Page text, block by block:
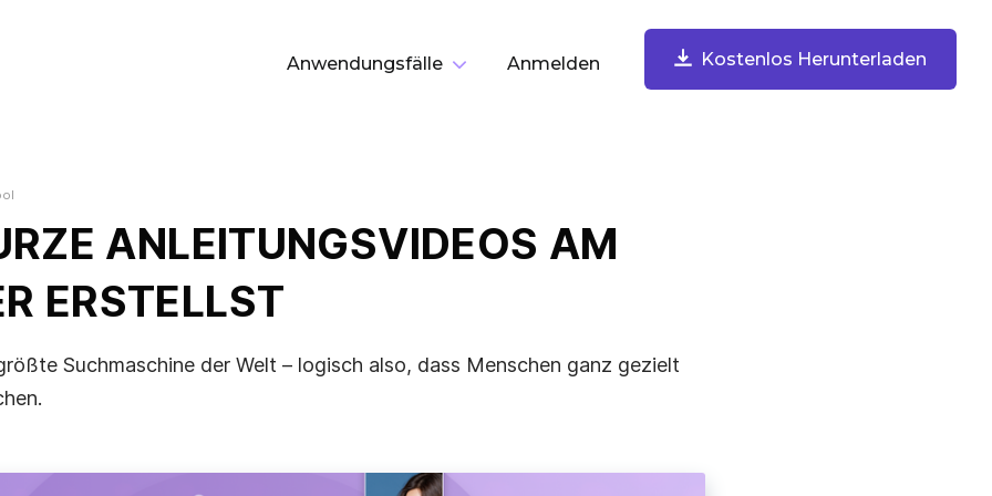
Anwendungsfälle Anmelden Kostenlos Herunterladen
Nimm Bildschirm, Webcam, Mikrofon und Systemton auf.
Sofort teilen.
Screenshots Aufnehmen & Kommentieren
ANLEITUNGSVIDEOS AM
ERSTELLST
Suchmaschine der Welt – logisch also, dass Menschen ganz gezielt